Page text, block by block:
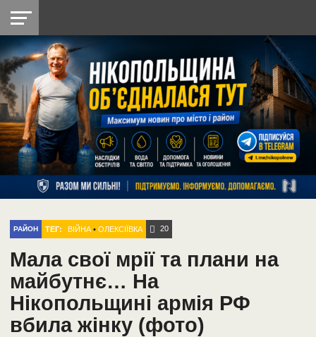
НІКОПОЛЬ
РАЙОН
СІЧЕСЛАВСЬКА
УКРАЇНА
РЕТРО
НІКОПОЛЬ
ЛАЙТ
УКРАЇНА
ДОПОМОГА
РАДІО
РАЙОН ТЕГ: ВІЙНА •ОЛЕКСІЇВКА 20
Мала свої мрії та плани на
майбутнє… На
Нікопольщині армія РФ
вбила жінку (фото)